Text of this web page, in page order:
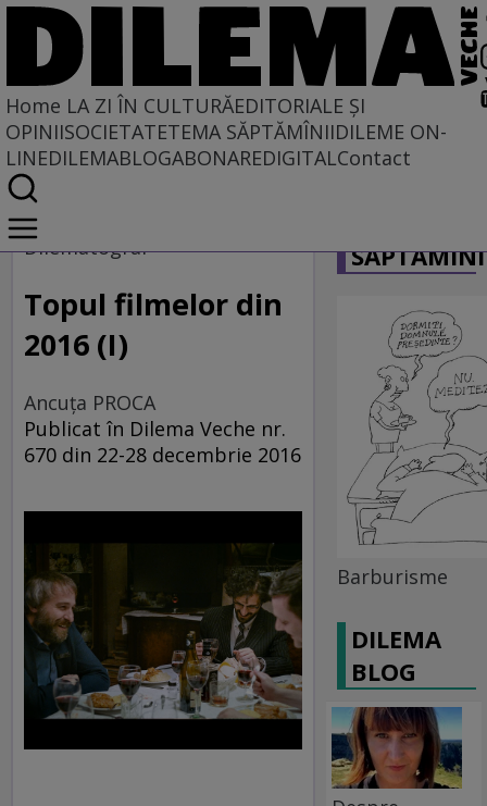
Home LA ZI ÎN CULTURĂEDITORIALE ȘI
OPINIISOCIETATETEMA SĂPTĂMÎNIIDILEME ON-
LINEDILEMABLOGABONAREDIGITALContact
Home
La zi în cultură
Dilematograf
Topul filmelor din
2016 (I)
Ancuţa PROCA
Publicat în Dilema Veche nr.
670 din 22-28 decembrie 2016
Barburisme
DILEMA
BLOG